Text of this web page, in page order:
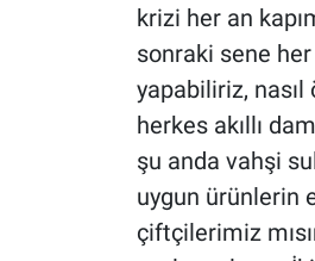
krizi her an
sonraki sene her
yapabiliriz,
herkes akıllı
şu anda vahşi
uygun ürünlerin
çiftçilerimiz